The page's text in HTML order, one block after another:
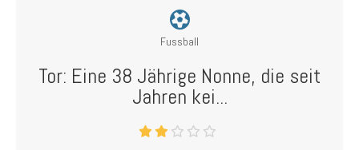
Fussball
Tor: Eine 38 Jährige Nonne, die seit
Jahren kei...